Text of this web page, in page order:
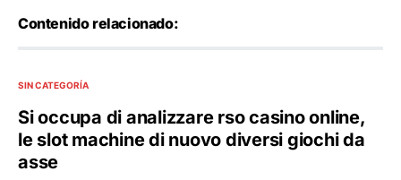
Contenido relacionado:
SIN CATEGORÍA
Si occupa di analizzare rso casino online,
le slot machine di nuovo diversi giochi da
asse